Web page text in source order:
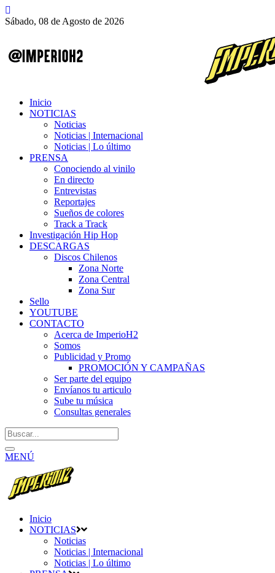
Sábado, 08 de Agosto de 2026
Inicio
NOTICIAS
Noticias
Noticias | Internacional
Noticias | Lo último
PRENSA
Conociendo al vinilo
En directo
Entrevistas
Reportajes
Sueños de colores
Track a Track
Investigación Hip Hop
DESCARGAS
Discos Chilenos
Zona Norte
Zona Central
Zona Sur
Sello
YOUTUBE
CONTACTO
Acerca de ImperioH2
Somos
Publicidad y Promo
PROMOCIÓN Y CAMPAÑAS
Ser parte del equipo
Envíanos tu articulo
Sube tu música
Consultas generales
MENÚ
Inicio
NOTICIAS
Noticias
Noticias | Internacional
Noticias | Lo último